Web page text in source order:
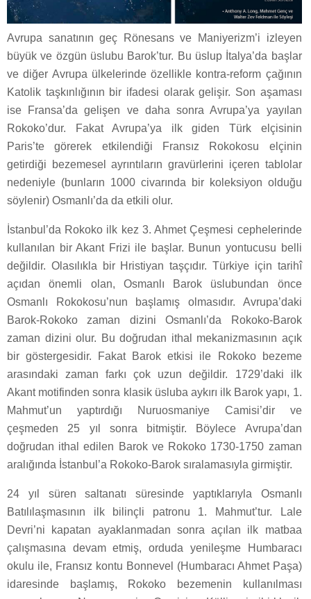
Avrupa sanatının geç Rönesans ve Maniyerizm’i izleyen
büyük ve özgün üslubu Barok’tur. Bu üslup İtalya’da başlar
ve diğer Avrupa ülkelerinde özellikle kontra-reform çağının
Katolik taşkınlığının bir ifadesi olarak gelişir. Son aşaması
ise Fransa’da gelişen ve daha sonra Avrupa’ya yayılan
Rokoko’dur. Fakat Avrupa’ya ilk giden Türk elçisinin
Paris’te görerek etkilendiği Fransız Rokokosu elçinin
getirdiği bezemesel ayrıntıların gravürlerini içeren tablolar
nedeniyle (bunların 1000 civarında bir koleksiyon olduğu
söylenir) Osmanlı’da da etkili olur.
İstanbul’da Rokoko ilk kez 3. Ahmet Çeşmesi cephelerinde
kullanılan bir Akant Frizi ile başlar. Bunun yontucusu belli
değildir. Olasılıkla bir Hristiyan taşçıdır. Türkiye için tarihî
açıdan önemli olan, Osmanlı Barok üslubundan önce
Osmanlı Rokokosu’nun başlamış olmasıdır. Avrupa’daki
Barok-Rokoko zaman dizini Osmanlı’da Rokoko-Barok
zaman dizini olur. Bu doğrudan ithal mekanizmasının açık
bir göstergesidir. Fakat Barok etkisi ile Rokoko bezeme
arasındaki zaman farkı çok uzun değildir. 1729’daki ilk
Akant motifinden sonra klasik üsluba aykırı ilk Barok yapı, 1.
Mahmut’un yaptırdığı Nuruosmaniye Camisi’dir ve
çeşmeden 25 yıl sonra bitmiştir. Böylece Avrupa’dan
doğrudan ithal edilen Barok ve Rokoko 1730-1750 zaman
aralığında İstanbul’a Rokoko-Barok sıralamasıyla girmiştir.
24 yıl süren saltanatı süresinde yaptıklarıyla Osmanlı
Batılılaşmasının ilk bilinçli patronu 1. Mahmut’tur. Lale
Devri’ni kapatan ayaklanmadan sonra açılan ilk matbaa
çalışmasına devam etmiş, orduda yenileşme Humbaracı
okulu ile, Fransız kontu Bonnevel (Humbaracı Ahmet Paşa)
idaresinde başlamış, Rokoko bezemenin kullanılması